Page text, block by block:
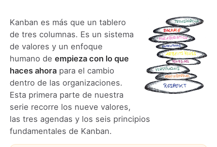
Kanban es más que un tablero
de tres columnas. Es un sistema
de valores y un enfoque
humano de empieza con lo que
haces ahora para el cambio
dentro de las organizaciones.
Esta primera parte de nuestra
serie recorre los nueve valores,
las tres agendas y los seis principios
fundamentales de Kanban.